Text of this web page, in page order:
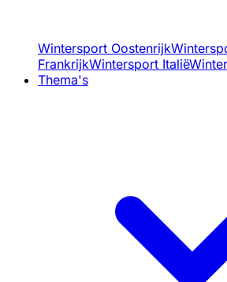
Wintersport Oostenrijk
FrankrijkWintersport Italië
Thema's